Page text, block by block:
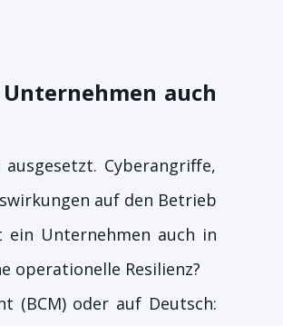
auch
Cyberangriffe,
auf den Betrieb
ein Unternehmen auch in
operationelle Resilienz?
(BCM) oder auf Deutsch: